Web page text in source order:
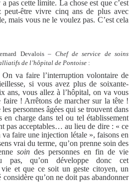
pas cette limite. La chose est que c’est
peut-être vivre cinq ans de plus avec
mais vous ne le voulez pas. C’est cela
Devalois – Chef de service de soins
de l’hôpital de Pontoise :
On va faire l’interruption volontaire de
si vous avez plus de soixante-
ans, vous allez à l’hôpital, on va vous
faire ! Arrêtons de marcher sur la tête !
personnes âgées qui se trouvent dans
charge dans tel ou tel établissement
pas acceptables… au lieu de dire : « ce
va faire une injection létale », faisons en
vrai du terme, qu’on prenne soin des
soin des personnes en fin de vie
pas, qu’on développe donc cet
et que ce soit un geste citoyen, un
qu’on ne doit pas abandonner